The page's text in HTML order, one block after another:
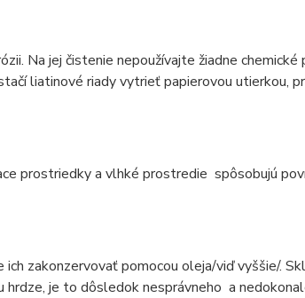
Na jej čistenie nepoužívajte žiadne
liatinové riady vytrieť papierovou utierkou,
prostriedky a vlhké prostredie spôsobujú
zakonzervovať pomocou oleja/viď vyššie/.
je to dôsledok nesprávneho a